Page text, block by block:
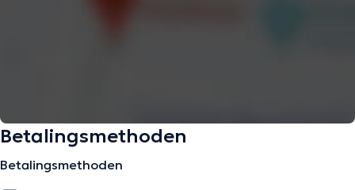
Betalingsmethoden
Betalingsmethoden